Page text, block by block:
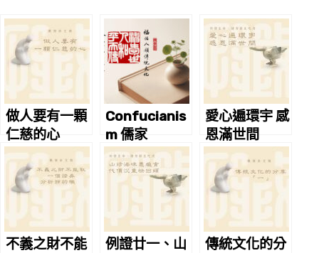
做人要有一顆
仁慈的心
Confucianis
m 儒家
愛心遍環宇 感
恩滿世間
不義之財不能
例證廿一、山
傳統文化的分